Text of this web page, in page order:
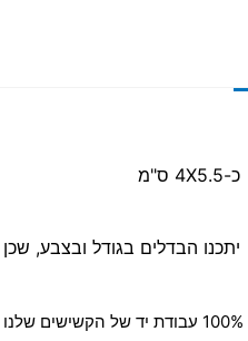
כ-4X5.5 ס"מ
יתכנו הבדלים בגודל ובצבע, שכן